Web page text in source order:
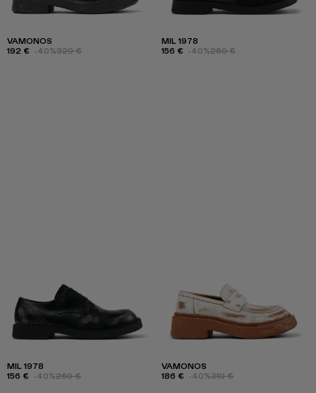
VAMONOS
192 € -40%320 €
MIL 1978
156 € -40%260 €
MIL 1978
156 € -40%260 €
VAMONOS
186 € -40%310 €